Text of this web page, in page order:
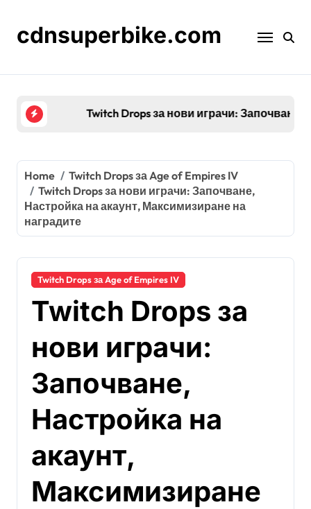
contentcdnsuperbike.com
Twitch Drops за нови играчи: Започване,
Home
Twitch Drops за Age of Empires IV
Twitch Drops за нови играчи: Започване,
Настройка на акаунт, Максимизиране на
наградите
Twitch Drops за Age of Empires IV
Twitch Drops за
нови играчи:
Започване,
Настройка на
акаунт,
Максимизиране